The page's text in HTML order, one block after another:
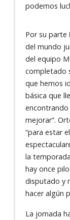
podemos
Por su parte
del mundo
del equipo
completado
que hemos
básica que
mejorar”.
“para estar
la
hay once
disputado y
hacer algún
La jornada